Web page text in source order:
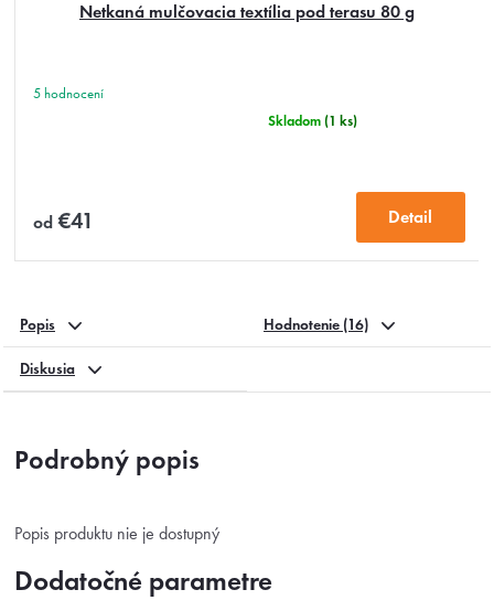
Netkaná mulčovacia textília pod terasu 80 g
Priemerné
5
Skladom (1 ks)
od €41 Detail
Popis Hodnotenie (16)
Diskusia
Podrobný popis
Popis produktu nie je dostupný
Dodatočné parametre